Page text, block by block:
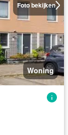
Foto bekijken
Woning